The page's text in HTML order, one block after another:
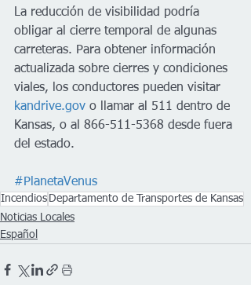
La reducción de visibilidad podría
obligar al cierre temporal de algunas
carreteras. Para obtener información
actualizada sobre cierres y condiciones
viales, los conductores pueden visitar
kandrive.gov o llamar al 511 dentro de
Kansas, o al 866-511-5368 desde fuera
del estado.
#PlanetaVenus
Incendios Departamento de Transportes de Kansas
Noticias Locales
Español